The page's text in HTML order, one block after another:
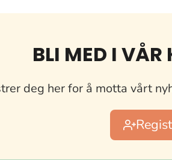
BLI MED I VÅR
deg her for å motta vårt